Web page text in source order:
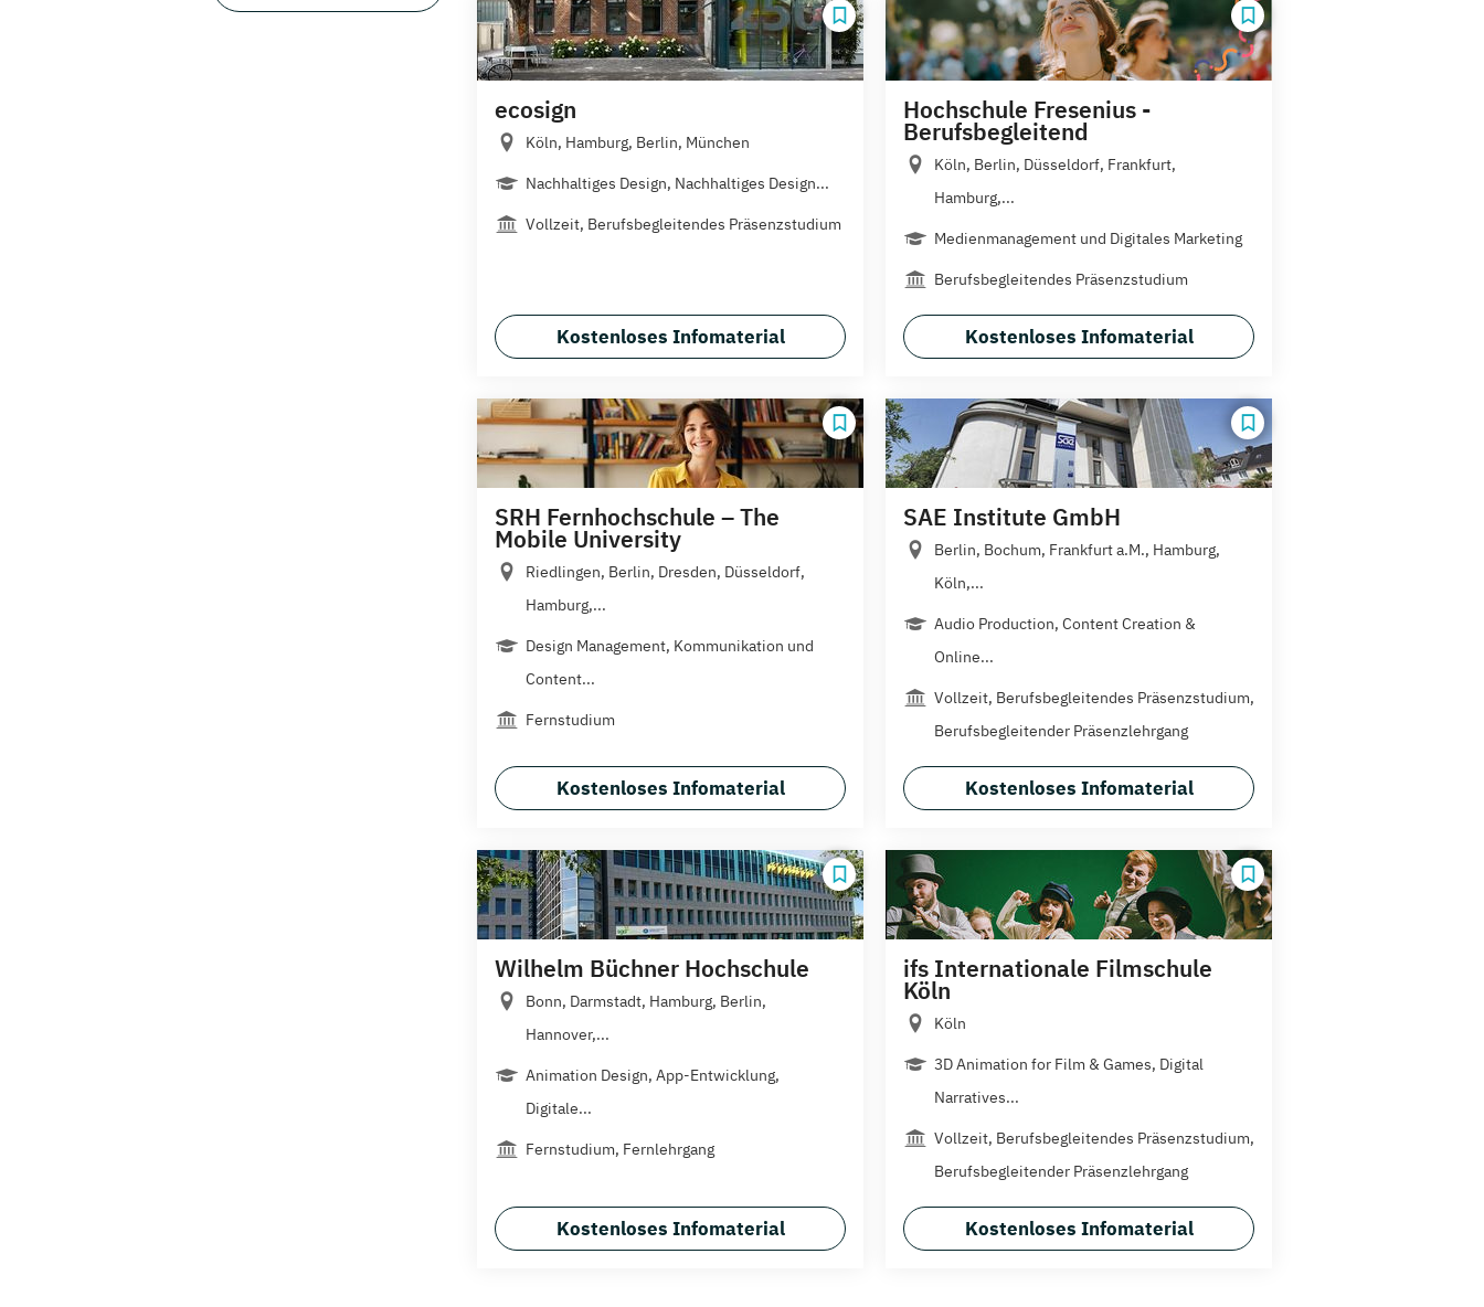
ecosign
Köln, Hamburg, Berlin, München
Nachhaltiges Design, Nachhaltiges Design...
Vollzeit, Berufsbegleitendes Präsenzstudium
Kostenloses Infomaterial
Hochschule Fresenius -
Berufsbegleitend
Köln, Berlin, Düsseldorf, Frankfurt,
Hamburg,...
Medienmanagement und Digitales Marketing
Berufsbegleitendes Präsenzstudium
Kostenloses Infomaterial
SRH Fernhochschule – The
Mobile University
Riedlingen, Berlin, Dresden, Düsseldorf,
Hamburg,...
Design Management, Kommunikation und
Content...
Fernstudium
Kostenloses Infomaterial
SAE Institute GmbH
Berlin, Bochum, Frankfurt a.M., Hamburg,
Köln,...
Audio Production, Content Creation &
Online...
Vollzeit, Berufsbegleitendes Präsenzstudium,
Berufsbegleitender Präsenzlehrgang
Kostenloses Infomaterial
Wilhelm Büchner Hochschule
Bonn, Darmstadt, Hamburg, Berlin,
Hannover,...
Animation Design, App-Entwicklung,
Digitale...
Fernstudium, Fernlehrgang
Kostenloses Infomaterial
ifs Internationale Filmschule
Köln
Köln
3D Animation for Film & Games, Digital
Narratives...
Vollzeit, Berufsbegleitendes Präsenzstudium,
Berufsbegleitender Präsenzlehrgang
Kostenloses Infomaterial